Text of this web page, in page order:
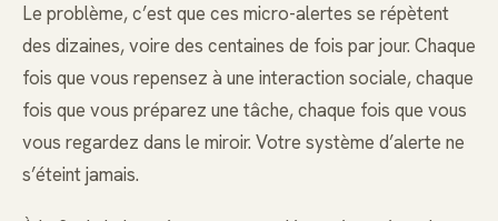
Le problème, c’est que ces micro-alertes se répètent
des dizaines, voire des centaines de fois par jour. Chaque
fois que vous repensez à une interaction sociale, chaque
fois que vous préparez une tâche, chaque fois que vous
vous regardez dans le miroir. Votre système d’alerte ne
s’éteint jamais.